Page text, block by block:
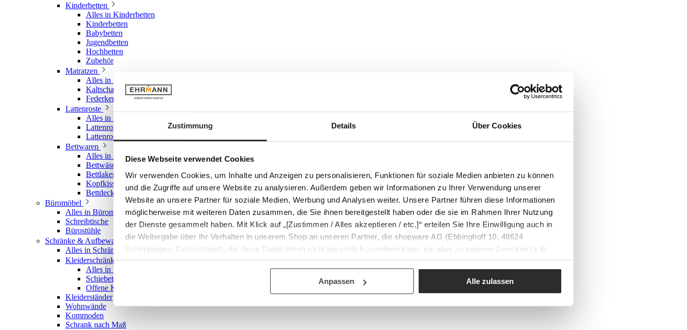
Zustimmung Details Über Cookies
Diese Webseite verwendet Cookies
Wir verwenden Cookies, um Inhalte und Anzeigen zu personalisieren, Funktionen für soziale Medien anbieten zu können
und die Zugriffe auf unsere Website zu analysieren. Außerdem geben wir Informationen zu Ihrer Verwendung unserer
Website an unsere Partner für soziale Medien, Werbung und Analysen weiter. Unsere Partner führen diese Informationen
möglicherweise mit weiteren Daten zusammen, die Sie ihnen bereitgestellt haben oder die sie im Rahmen Ihrer Nutzung
der Dienste gesammelt haben. Mit Klick auf „[Zustimmen / Alles akzeptieren / etc.]“ erteilen Sie Ihre Einwilligung auch in
die Weitergabe über Ihr Verhalten in unserem Shop an unseren Partner, die shopware AG (Ebbinghoff 10, 48624
Schöppingen, Deutschland), die diese Daten Ihnen nicht persönlich zuordnen kann, sie aber zu eigenen Zwecken (z.B.
Produktverbesserungen, Marktverhaltensanalysen) verarbeiten darf.
Anpassen Alle zulassen
Kinderbetten
Alles in Kinderbetten
Kinderbetten
Babybetten
Jugendbetten
Hochbetten
Zubehör
Matratzen
Alles in Matratzen
Kaltschaummatratzen
Federkernmatratzen
Lattenroste
Alles in Lattenroste
Lattenroste starr
Lattenroste verstellbar
Bettwaren
Alles in Bettwaren
Bettwäsche
Bettlaken & Spannlaken
Kopfkissen
Bettdecken
Büromöbel
Alles in Büromöbel
Schreibtische
Bürostühle
Schränke & Aufbewahrung
Alles in Schränke & Aufbewahrung
Kleiderschränke
Alles in Kleiderschränke
Schiebetürenschränke
Offene Kleiderschränke
Kleiderständer
Wohnwände
Kommoden
Schrank nach Maß